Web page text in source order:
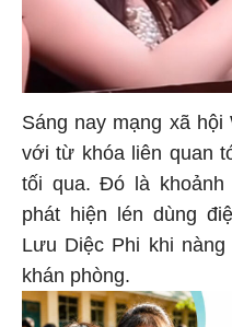
Sáng nay mạng xã
với từ khóa liên quan
tối qua. Đó là
phát hiện lén dùng
Lưu Diệc Phi khi
khán phòng.